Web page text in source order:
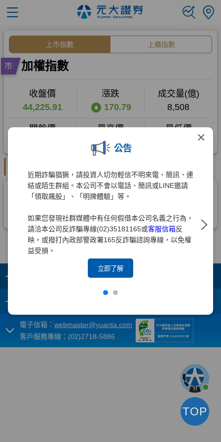
×
公告
近期詐騙猖獗，請投資人切勿輕信不明來電、簡訊、連
結或陌生群組。本公司不會以電話、簡訊或LINE邀請
「領取飆股」、「明牌體驗」等。
如果您發現社群媒體中有任何假借本公司名義之行為，
請洽本公司反詐騙專線(02)35181165或客服信箱反
映，或撥打內政部警政署165反詐騙諮詢專線，以免權
益受損。
立即了解
+
+
電子信箱： webmaster@yuanta.com
客戶服務專線：(02)2718-5886
TOP